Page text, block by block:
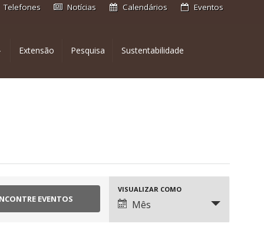
Link
Telefones Notícias Calendários Eventos
Extensão Pesquisa Sustentabilidade
Navegação
de
visualização
VISUALIZAR COMO
Mês